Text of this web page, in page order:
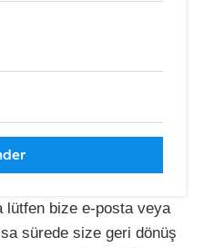
lütfen bize e-posta veya
sürede size geri dönüş